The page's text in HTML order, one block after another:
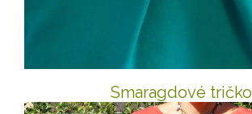
Smaragdové tričko